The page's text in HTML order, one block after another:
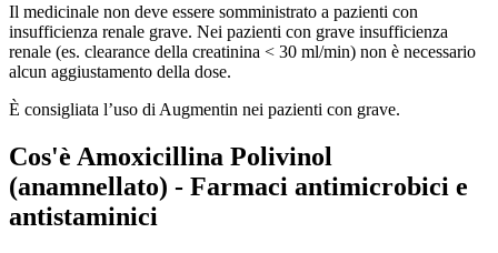
Il medicinale non deve essere somministrato a pazienti con
insufficienza renale grave. Nei pazienti con grave insufficienza
renale (es. clearance della creatinina < 30 ml/min) non è necessario
alcun aggiustamento della dose.
È consigliata l’uso di Augmentin nei pazienti con grave.
Cos'è Amoxicillina Polivinol
(anamnellato) - Farmaci antimicrobici e
antistaminici